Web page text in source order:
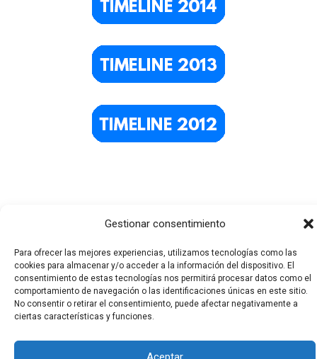
Gestionar consentimiento
Para ofrecer las mejores experiencias, utilizamos tecnologías como las
cookies para almacenar y/o acceder a la información del dispositivo. El
consentimiento de estas tecnologías nos permitirá procesar datos como el
comportamiento de navegación o las identificaciones únicas en este sitio.
No consentir o retirar el consentimiento, puede afectar negativamente a
ciertas características y funciones.
Todos los derechos © 2026 El Funerario Digital | Funciona
gracias aTema Astra para WordPress